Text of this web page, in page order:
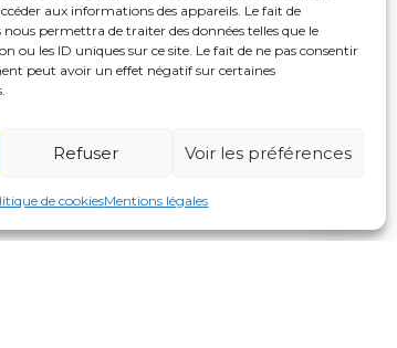
aux informations des appareils. Le fait de
permettra de traiter des données telles que le
ou les ID uniques sur ce site. Le fait de ne pas consentir
peut avoir un effet négatif sur certaines
Refuser Voir les préférences
de cookiesMentions légales
Open